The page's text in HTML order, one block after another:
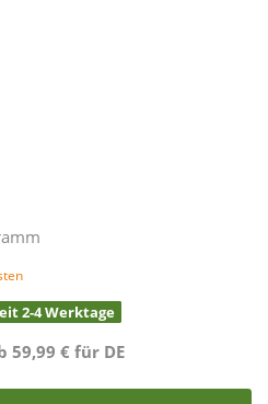
2-4 Werktage
59,99 € für DE